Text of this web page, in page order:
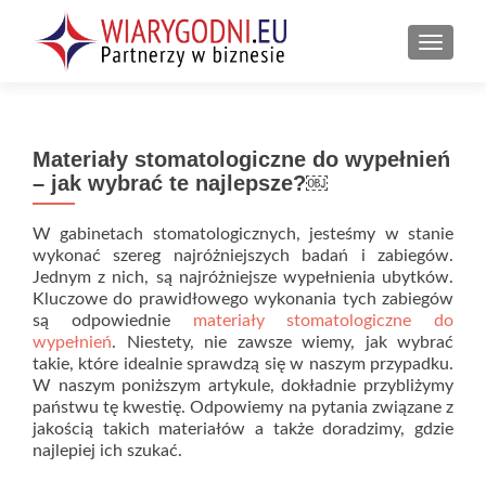
Materiały stomatologiczne do wypełnień
– jak wybrać te najlepsze?￼
W gabinetach stomatologicznych, jesteśmy w stanie
wykonać szereg najróżniejszych badań i zabiegów.
Jednym z nich, są najróżniejsze wypełnienia ubytków.
Kluczowe do prawidłowego wykonania tych zabiegów
są odpowiednie materiały stomatologiczne do
wypełnień. Niestety, nie zawsze wiemy, jak wybrać
takie, które idealnie sprawdzą się w naszym przypadku.
W naszym poniższym artykule, dokładnie przybliżymy
państwu tę kwestię. Odpowiemy na pytania związane z
jakością takich materiałów a także doradzimy, gdzie
najlepiej ich szukać.